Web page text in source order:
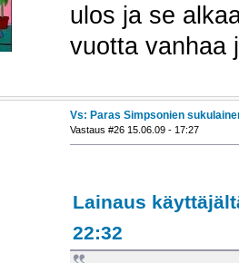
ulos ja se
vuotta vanhaa
Vs: Paras Simpsonien
Vastaus #26 15.06.09 - 17:27
Lainaus
22:32